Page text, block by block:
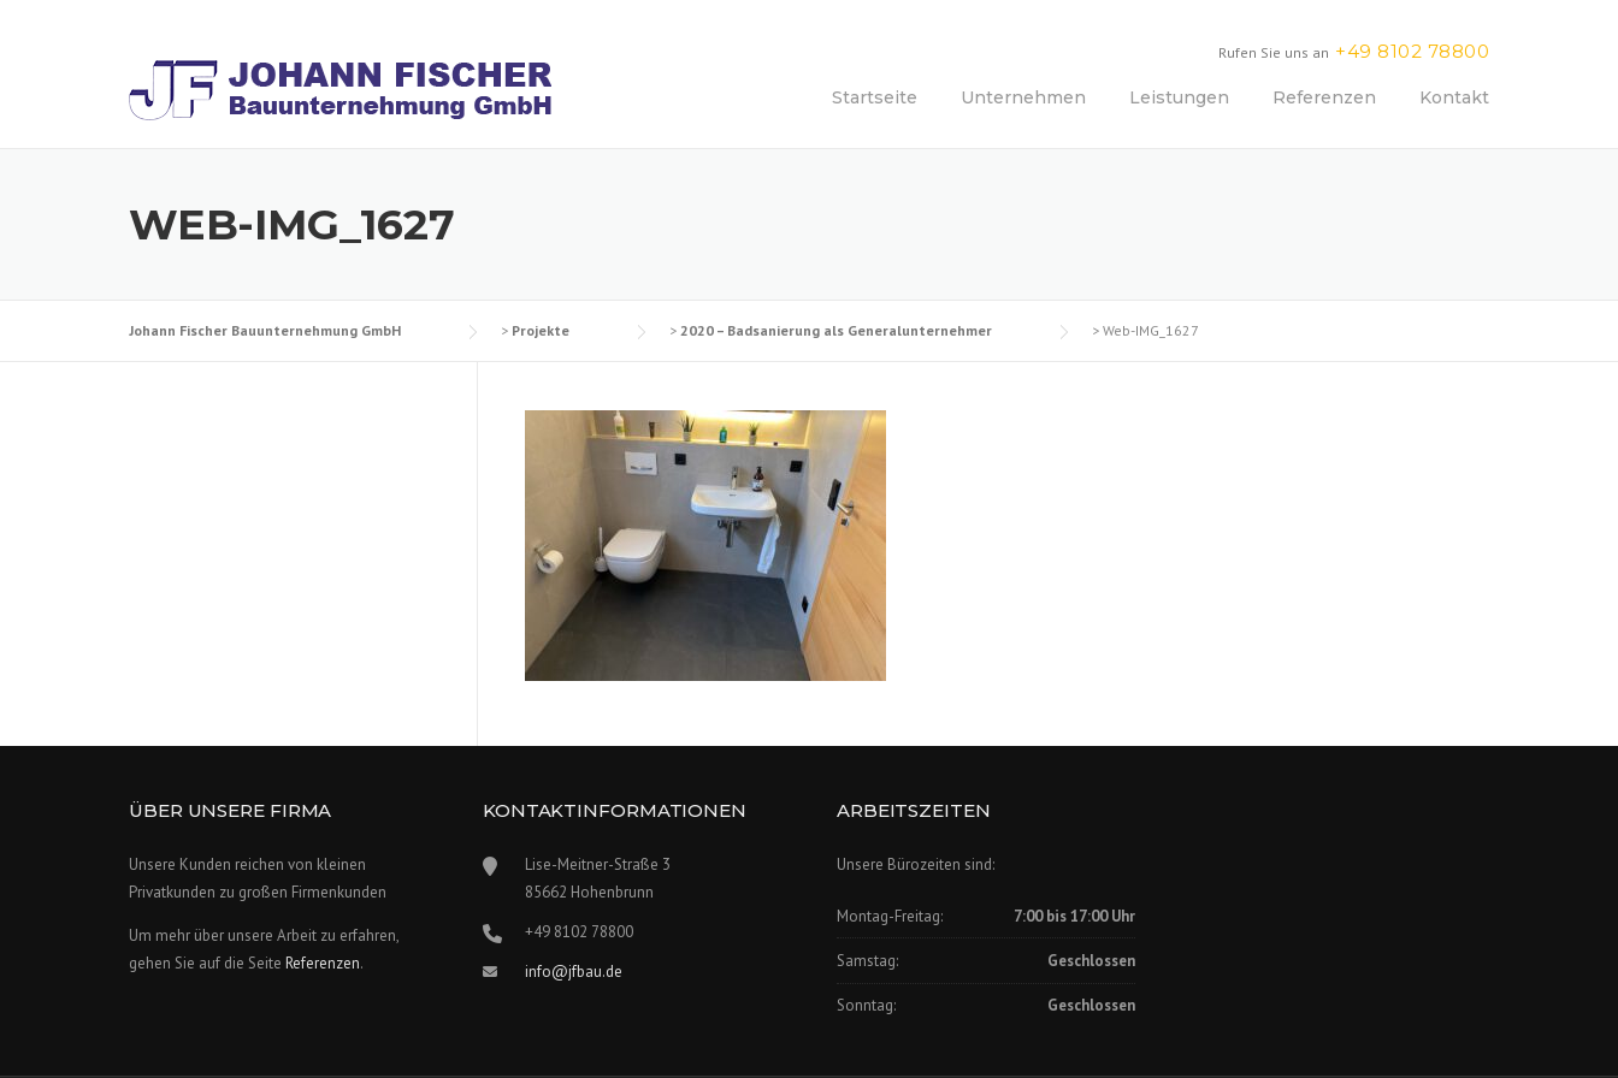
Rufen Sie uns an +49 8102 78800
Startseite Unternehmen Leistungen Referenzen Kontakt
WEB-IMG_1627
Johann Fischer Bauunternehmung GmbH > Projekte > 2020 – Badsanierung als Generalunternehmer > Web-IMG_1627
ÜBER UNSERE FIRMA
Unsere Kunden reichen von kleinen
Privatkunden zu großen Firmenkunden
Um mehr über unsere Arbeit zu erfahren,
gehen Sie auf die Seite Referenzen.
KONTAKTINFORMATIONEN
Lise-Meitner-Straße 3
85662 Hohenbrunn
+49 8102 78800
info@jfbau.de
ARBEITSZEITEN
Unsere Bürozeiten sind:
Montag-Freitag: 7:00 bis 17:00 Uhr
Samstag: Geschlossen
Sonntag: Geschlossen